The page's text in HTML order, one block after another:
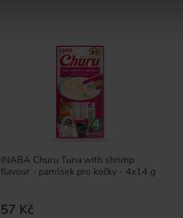
INABA Churu Tuna with shrimp
flavour - pamlsek pro kočky - 4x14 g
57 Kč